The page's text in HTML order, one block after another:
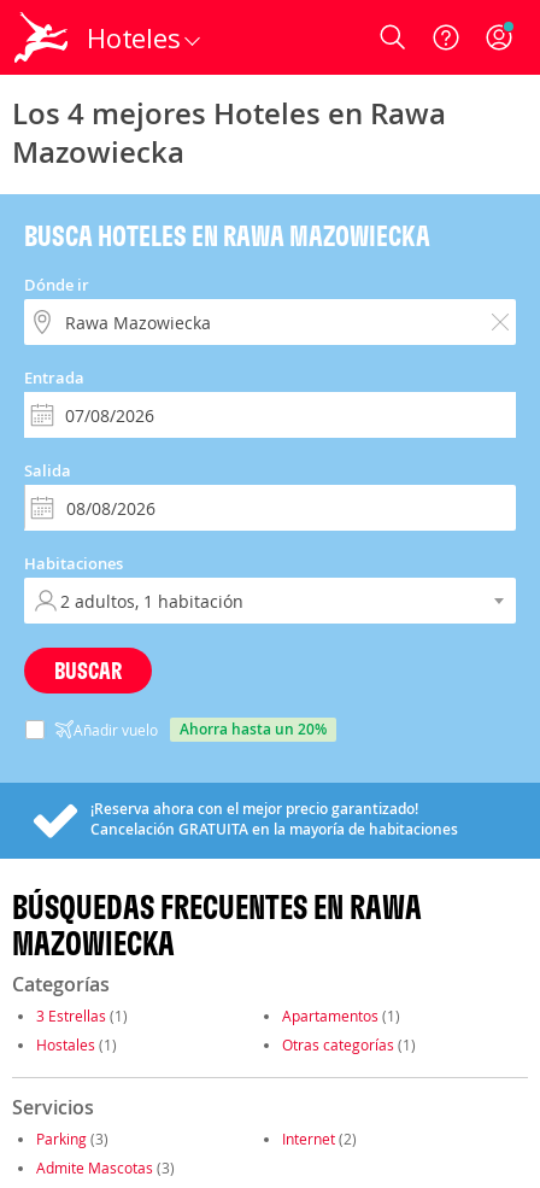
Hoteles Login
Los 4 mejores Hoteles en Rawa
Mazowiecka
BUSCA HOTELES EN RAWA MAZOWIECKA
Dónde ir
Entrada
Salida
Habitaciones
BUSCAR
Añadir vuelo ahorra hasta un 20%
¡Reserva ahora con el mejor precio garantizado!
Cancelación GRATUITAen la mayoría de habitaciones
BÚSQUEDAS FRECUENTES EN RAWA
MAZOWIECKA
Categorías
3 Estrellas (1) Apartamentos (1)
Hostales (1) Otras categorías (1)
Servicios
Parking(3) Internet(2)
Admite Mascotas (3)